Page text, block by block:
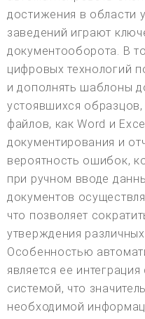
достижения в области
заведений играют
документооборота. В
цифровых технологий
и дополнять шаблоны
устоявшихся
файлов, как Word и
документирования и
вероятность ошибок,
при ручном вводе
документов
что позволяет
утверждения
Особенностью
является ее
системой, что
необходимой